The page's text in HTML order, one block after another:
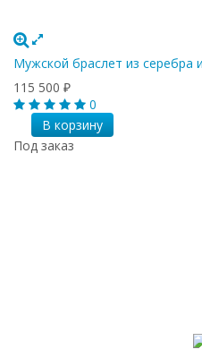
Мужской браслет из серебра
115 500 ₽
0
В корзину
Под заказ